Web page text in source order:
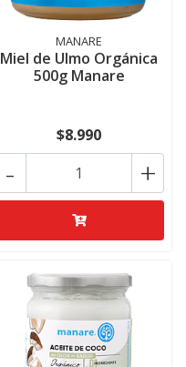
MANARE
Miel de Ulmo Orgánica
500g Manare
$8.990
+
-